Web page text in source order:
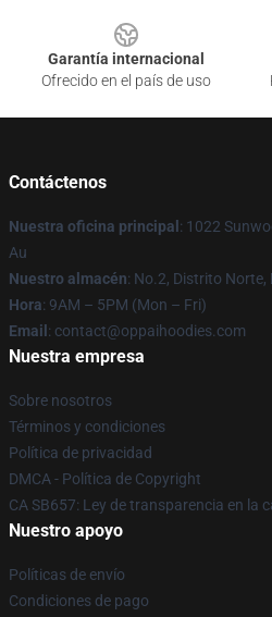
Garantía internacional
Ofrecido en el país de uso
Contáctenos
Nuestra oficina principal : 1022
Au
Nuestro almacén: No.2, Distrito Norte,
Hora: 9AM – 5PM (Mon – Fri)
Email : contact@oppaihoodies.com
Nuestra empresa
Sobre nosotros
Términos y condiciones
Política de privacidad
DMCA - Política de Copyright
CA SB657: Ley de transparencia en la
Nuestro apoyo
Políticas de envío
Condiciones de pago